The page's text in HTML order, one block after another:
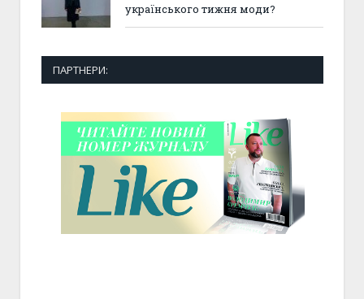
українського тижня моди?
ПАРТНЕРИ: